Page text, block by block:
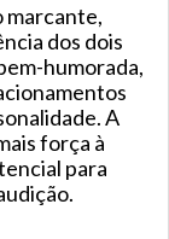
marcante,
dos dois
humorada,
A
força à
para